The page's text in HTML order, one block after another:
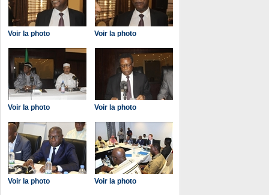
Voir la photo Voir la photo
Voir la photo Voir la photo
Voir la photo Voir la photo